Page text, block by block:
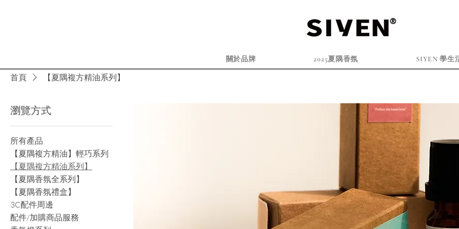
®
關於品牌 2025夏隅香氛 SIYEN 學生
首頁 【夏隅複方精油系列】
瀏覽方式
所有產品
【夏隅複方精油】輕巧系列
【夏隅複方精油系列】
【夏隅香氛全系列】
【夏隅香氛禮盒】
3C配件周邊
配件/加購商品服務